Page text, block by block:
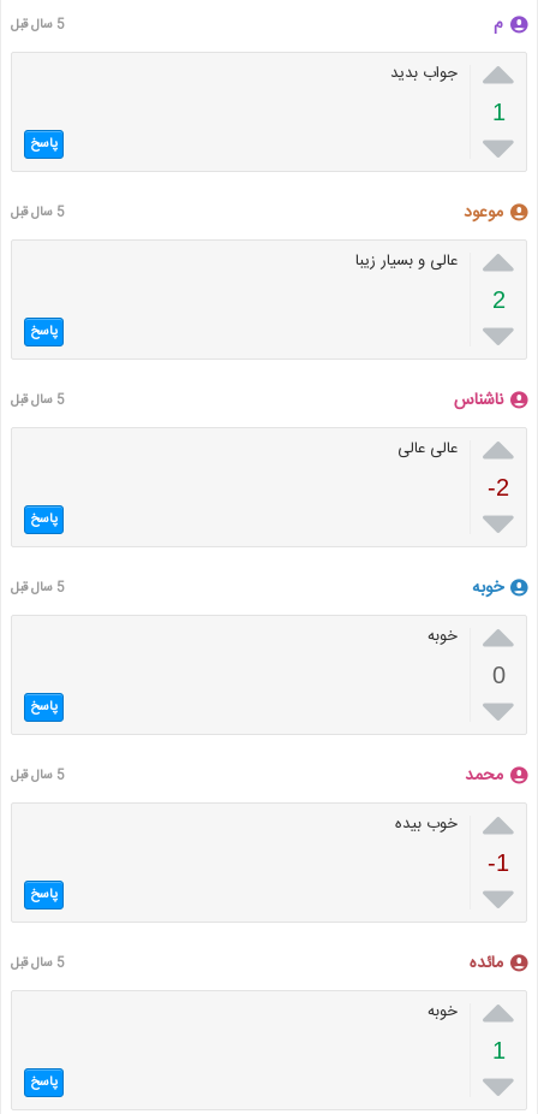
م 5 سال قبل

1

جواب بدید
پاسخ
موعود 5 سال قبل

2

عالی و بسیار زیبا
پاسخ
ناشناس 5 سال قبل

-2

عالی عالی
پاسخ
خوبه 5 سال قبل

0

خوبه
پاسخ
محمد 5 سال قبل

-1

خوب بیده
پاسخ
مائده 5 سال قبل

1

خوبه
پاسخ